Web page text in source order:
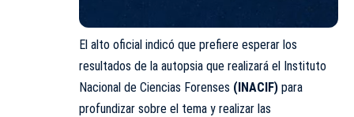
El alto oficial indicó que prefiere esperar los
resultados de la autopsia que realizará el Instituto
Nacional de Ciencias Forenses (INACIF) para
profundizar sobre el tema y realizar las